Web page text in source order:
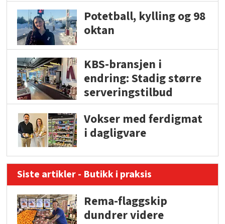
Potetball, kylling og 98
oktan
KBS-bransjen i
endring: Stadig større
serveringstilbud
Vokser med ferdigmat
i dagligvare
Siste artikler - Butikk i praksis
Rema-flaggskip
dundrer videre